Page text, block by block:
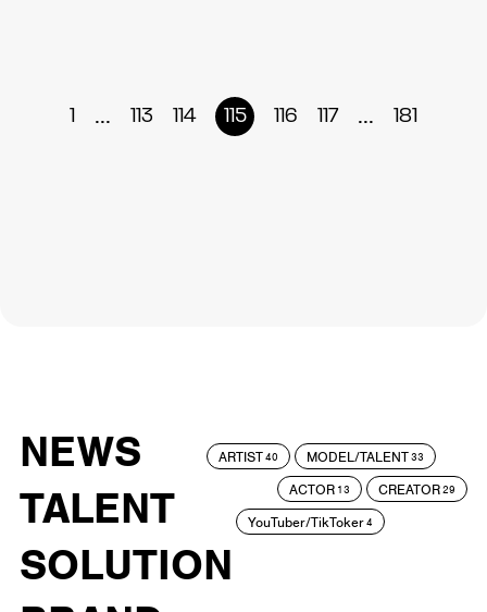
1 ... 113 114 115 116 117 ... 181
NEWS
TALENT
SOLUTION
ARTIST40 MODEL/TALENT33
ACTOR 13 CREATOR29
YouTuber/TikToker4